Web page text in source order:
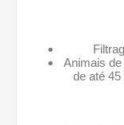
Animais
de até